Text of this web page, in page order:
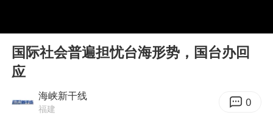
Play
国际社会普遍担忧台海形势，国台办回
应
海峡新干线
福建 0